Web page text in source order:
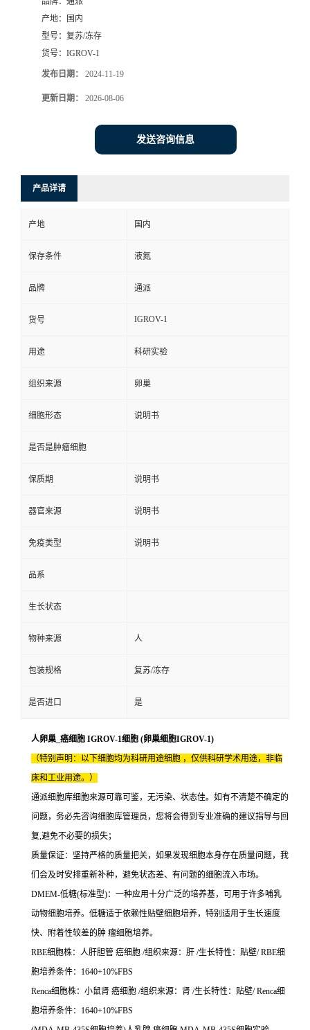
产地：
国内
型号： 复苏/冻存
货号： IGROV-1
发布日期： 2024-11-19
更新日期： 2026-08-06
发送咨询信息
产品详请
产地 国内
保存条件 液氮
品牌 通派
货号 IGROV-1
用途 科研实验
组织来源 卵巢
细胞形态 说明书
是否是肿瘤细胞
保质期 说明书
器官来源 说明书
免疫类型 说明书
品系
生长状态
物种来源 人
包装规格 复苏/冻存
是否进口 是
人卵巢_癌细胞 IGROV-1细胞 (卵巢细胞IGROV-1)
（特别声明：以下细胞均为科研用途细胞 ，仅供科研学术用途，非临
床和工业用途。）
通派细胞库细胞来源可靠可鉴，无污染、状态佳。如有不清楚不确定的
问题，务必先咨询细胞库管理员，您将会得到专业准确的建议指导与回
复,避免不必要的损失；
质量保证：坚持严格的质量把关，如果发现细胞本身存在质量问题，我
们会及时安排重新补种，避免状态差、有问题的细胞流入市场。
DMEM-低糖(标准型)：一种应用十分广泛的培养基，可用于许多哺乳
动物细胞培养。低糖适于依赖性贴壁细胞培养，特别适用于生长速度
快、附着性较差的肿 瘤细胞培养。
RBE细胞株：人肝胆管 癌细胞 /组织来源：肝 /生长特性：贴壁/ RBE细
胞培养条件：1640+10%FBS
Renca细胞株：小鼠肾 癌细胞 /组织来源：肾 /生长特性：贴壁/ Renca细
胞培养条件：1640+10%FBS